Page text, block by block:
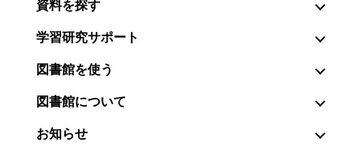
資料を探す
学習研究サポート
図書館を使う
図書館について
お知らせ